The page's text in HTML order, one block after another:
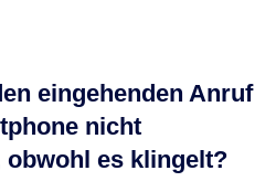
eingehenden Anruf
nicht
obwohl es klingelt?